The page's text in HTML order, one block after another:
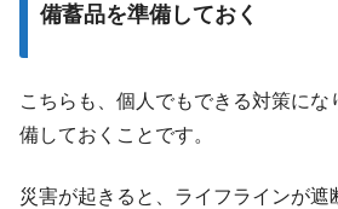
備蓄品を準備しておく
こちらも、個人でもできる対策に
備しておくことです。
災害が起きると、ライフラインが遮